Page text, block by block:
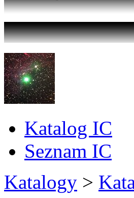
Katalog IC
Seznam IC
Katalogy >